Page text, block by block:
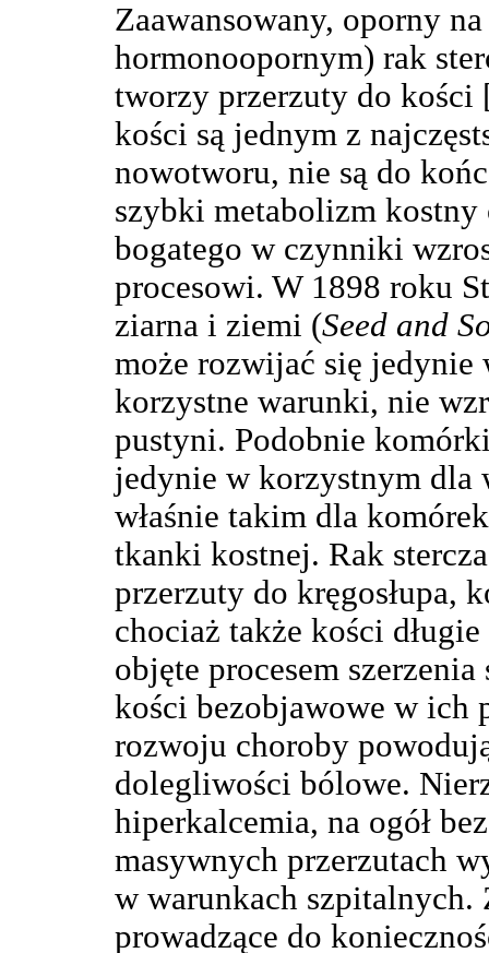
Zaawansowany, oporny
hormonoopornym) rak
tworzy przerzuty do
kości są jednym z
nowotworu, nie są do
szybki metabolizm
bogatego w czynniki
procesowi. W 1898 roku
ziarna i ziemi (Seed and
może rozwijać się
korzystne warunki, nie
pustyni. Podobnie
jedynie w korzystnym dla
właśnie takim dla
tkanki kostnej. Rak
przerzuty do kręgosłupa,
chociaż także kości
objęte procesem
kości bezobjawowe w ich
rozwoju choroby
dolegliwości bólowe.
hiperkalcemia, na ogół
masywnych przerzutach
w warunkach szpitalnych.
prowadzące do